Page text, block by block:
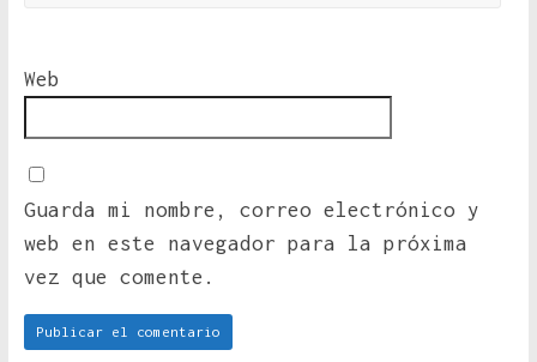
Web
Guarda mi nombre, correo electrónico y
web en este navegador para la próxima
vez que comente.